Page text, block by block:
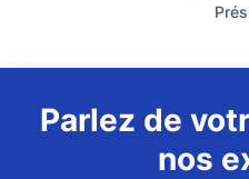
Parlez de
nos